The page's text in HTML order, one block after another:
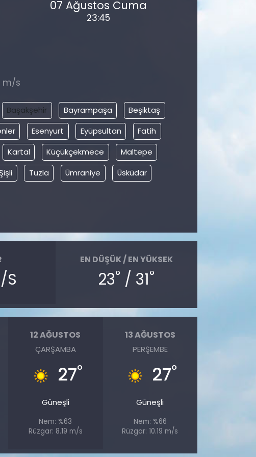
07 Ağustos Cuma
23:45
m/s
Başakşehir Bayrampaşa
Beşiktaş
Esenyurt Eyüpsultan
Fatih
Kartal Küçükçekmece
Maltepe
Şişli Tuzla Ümraniye
Üsküdar
S
EN DÜŞÜK / EN YÜKSEK
23° / 31°
12 AĞUSTOS
ÇARŞAMBA
27°
Güneşli
Nem: %63
Rüzgar: 8.19 m/s
13 AĞUSTOS
PERŞEMBE
27°
Güneşli
Nem: %66
Rüzgar: 10.19 m/s